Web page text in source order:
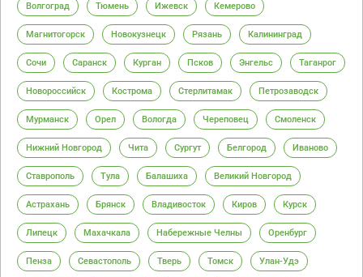
Волгоград Тюмень Ижевск Кемерово
Магнитогорск Новокузнецк Рязань Калининград
Сочи Саранск Курган Псков Энгельс Таганрог
Новороссийск Кострома Стерлитамак Петрозаводск
Мурманск Орел Вологда Череповец Смоленск
Нижний Новгород Чита Сургут Белгород Иваново
Ставрополь Тула Балашиха Великий Новгород
Астрахань Брянск Владивосток Киров Курск
Липецк Махачкала Набережные Челны Оренбург
Пенза Севастополь Тверь Томск Улан-Удэ